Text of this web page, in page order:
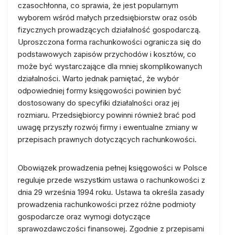
czasochłonna, co sprawia, że jest popularnym
wyborem wśród małych przedsiębiorstw oraz osób
fizycznych prowadzących działalność gospodarczą.
Uproszczona forma rachunkowości ogranicza się do
podstawowych zapisów przychodów i kosztów, co
może być wystarczające dla mniej skomplikowanych
działalności. Warto jednak pamiętać, że wybór
odpowiedniej formy księgowości powinien być
dostosowany do specyfiki działalności oraz jej
rozmiaru. Przedsiębiorcy powinni również brać pod
uwagę przyszły rozwój firmy i ewentualne zmiany w
przepisach prawnych dotyczących rachunkowości.
Obowiązek prowadzenia pełnej księgowości w Polsce
reguluje przede wszystkim ustawa o rachunkowości z
dnia 29 września 1994 roku. Ustawa ta określa zasady
prowadzenia rachunkowości przez różne podmioty
gospodarcze oraz wymogi dotyczące
sprawozdawczości finansowej. Zgodnie z przepisami